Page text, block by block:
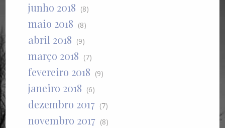
junho 2018 (8)
maio 2018 (8)
abril 2018 (9)
março 2018 (7)
fevereiro 2018 (9)
janeiro 2018 (6)
dezembro 2017 (7)
novembro 2017 (8)